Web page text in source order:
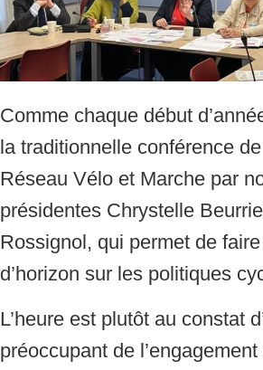
Comme chaque début
la traditionnelle conférence
Réseau Vélo et Marche par
présidentes Chrystelle
Rossignol, qui permet de
d’horizon sur les politiques
L’heure est plutôt au constat
préoccupant de l’engagement